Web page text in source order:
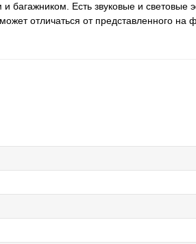
багажником. Есть звуковые и
отличаться от представленного на